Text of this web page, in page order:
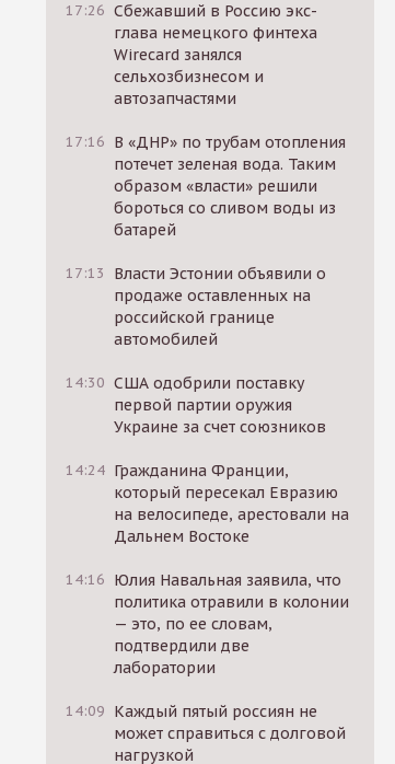
17:26 Сбежавший в Россию экс-
глава немецкого финтеха
Wirecard занялся
сельхозбизнесом и
автозапчастями
17:16 В «ДНР» по трубам отопления
потечет зеленая вода. Таким
образом «власти» решили
бороться со сливом воды из
батарей
17:13
Власти Эстонии объявили о
продаже оставленных на
российской границе
автомобилей
14:30 США одобрили поставку
первой партии оружия
Украине за счет союзников
14:24 Гражданина Франции,
который пересекал Евразию
на велосипеде, арестовали на
Дальнем Востоке
14:16 Юлия Навальная заявила, что
политика отравили в колонии
— это, по ее словам,
подтвердили две
лаборатории
14:09 Каждый пятый россиян не
может справиться с долговой
нагрузкой